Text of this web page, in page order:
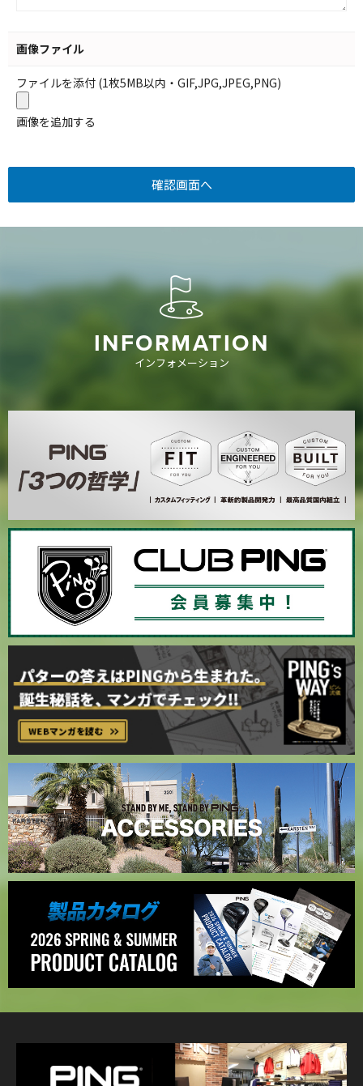
画像ファイル
ファイルを添付 (1枚5MB以内・GIF,JPG,JPEG,PNG)
画像を追加する
INFORMATION
インフォメーション